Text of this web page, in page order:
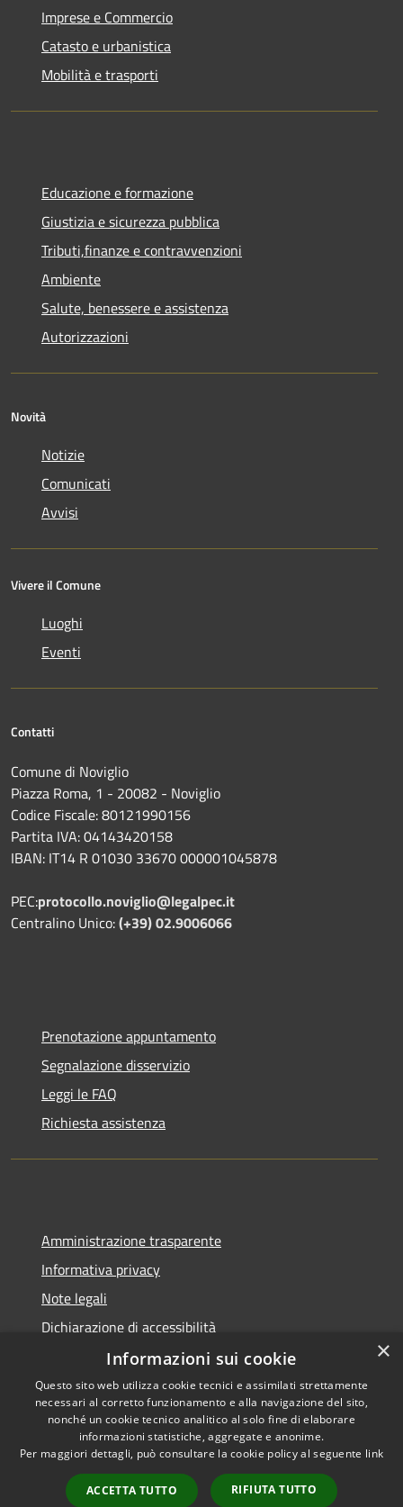
Imprese e Commercio
Catasto e urbanistica
Mobilità e trasporti
Educazione e formazione
Giustizia e sicurezza pubblica
Tributi,finanze e contravvenzioni
Ambiente
Salute, benessere e assistenza
Autorizzazioni
Novità
Notizie
Comunicati
Avvisi
Vivere il Comune
Luoghi
Eventi
Contatti
Comune di Noviglio
Piazza Roma, 1 - 20082 - Noviglio
Codice Fiscale: 80121990156
Partita IVA: 04143420158
IBAN: IT14 R 01030 33670 000001045878
PEC:protocollo.noviglio@legalpec.it
Centralino Unico:(+39) 02.9006066
Prenotazione appuntamento
Segnalazione disservizio
Leggi le FAQ
Richiesta assistenza
Amministrazione trasparente
Informativa privacy
Note legali
Dichiarazione di accessibilità
Accessibilità
Privacy
Copyright © 2026 • Comune di
Noviglio • Powered by
Municipium•Accesso
redazione
×
Informazioni sui cookie
Questo sito web utilizza cookie tecnici e assimilati strettamente
necessari al corretto funzionamento e alla navigazione del sito,
nonché un cookie tecnico analitico al solo fine di elaborare
informazioni statistiche, aggregate e anonime.
Per maggiori dettagli, può consultare la cookie policy al seguente link
ACCETTA TUTTO RIFIUTA TUTTO